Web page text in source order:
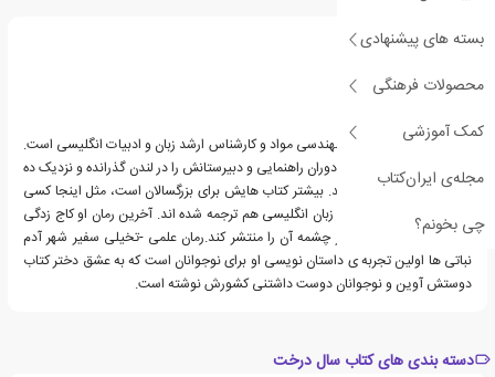
بسته های پیشنهادی
محصولات فرهنگی
کمک آموزشی
مجله‌ی ایران‌کتاب
چی بخونم؟
ضحی کاظمی، کارشناس مهندسی مواد و کارشناس ارشد زبان و ادبیات انگلیسی است.
در تهران متولد شده، ولی دوران راهنمایی و دبیرستانش را در لندن گذرانده و نزدیک ده
سال که داستان می نویسد. بیشتر کتاب هایش برای بزرگسالان است، مثل اینجا کسی
مرده؟ و سال درخت که به زبان انگلیسی هم ترجمه شده اند. آخرین رمان او کاج زدگی
نام دارد که قرار است نشر چشمه آن را منتشر کند.رمان علمی -تخیلی سفیر شهر آدم
نباتی ها اولین تجربه ی داستان نویسی او برای نوجوانان است که به عشق دختر کتاب
دوستش آوین و نوجوانان دوست داشتنی کشورش نوشته است.
دسته بندی های کتاب سال درخت